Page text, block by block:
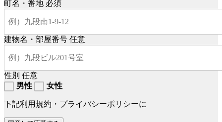
町名・番地 必須
建物名・部屋番号 任意
性別 任意
男性
女性
下記利用規約・プライバシーポリシーに